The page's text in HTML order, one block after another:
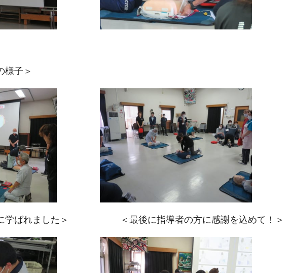
様子＞
に学ばれました＞ ＜最後に指導者の方に感謝を込めて！＞